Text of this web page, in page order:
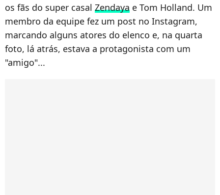
os fãs do super casal Zendaya e Tom Holland. Um
membro da equipe fez um post no Instagram,
marcando alguns atores do elenco e, na quarta
foto, lá atrás, estava a protagonista com um
"amigo"...